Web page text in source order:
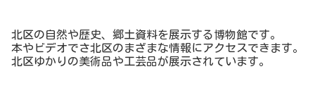
北区の自然や歴史、郷土資料を展示する博物館です。
本やビデオでさ北区のまざまな情報にアクセスできます。
北区ゆかりの美術品や工芸品が展示されています。